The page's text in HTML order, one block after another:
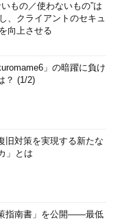
いもの／使わないもの”は
、クライアントのセキュ
向上させる
」の暗躍に負け
？ (1/2)
旧対策を実現する新たな
」とは
指南書」を公開――最低